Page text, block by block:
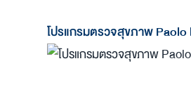
โปรแกรมตรวจสุขภาพ Paolo